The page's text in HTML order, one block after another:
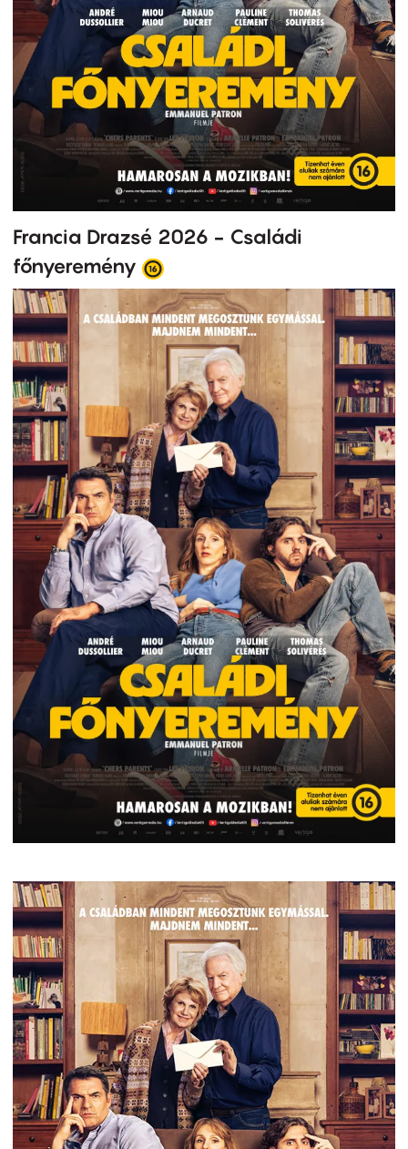
Francia Drazsé 2026 - Családi
főnyeremény